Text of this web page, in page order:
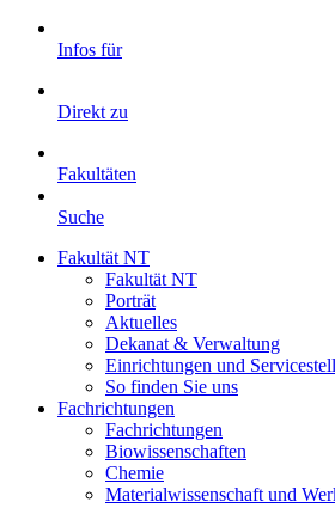
Infos für
Direkt zu
Fakultäten
Suche
Fakultät NT
Fakultät NT
Porträt
Aktuelles
Dekanat & Verwaltung
Einrichtungen und
So finden Sie uns
Fachrichtungen
Fachrichtungen
Biowissenschaften
Chemie
Materialwissenschaft und